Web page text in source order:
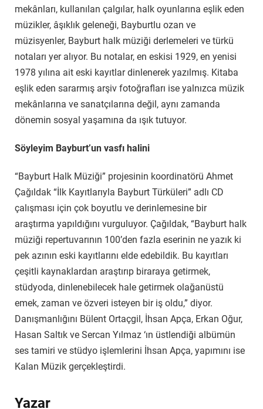
mekânları, kullanılan çalgılar, halk oyunlarına eşlik eden
müzikler, âşıklık geleneği, Bayburtlu ozan ve
müzisyenler, Bayburt halk müziği derlemeleri ve türkü
notaları yer alıyor. Bu notalar, en eskisi 1929, en yenisi
1978 yılına ait eski kayıtlar dinlenerek yazılmış. Kitaba
eşlik eden sararmış arşiv fotoğrafları ise yalnızca müzik
mekânlarına ve sanatçılarına değil, aynı zamanda
dönemin sosyal yaşamına da ışık tutuyor.
Söyleyim Bayburt’un vasfı halini
“Bayburt Halk Müziği” projesinin koordinatörü Ahmet
Çağıldak “İlk Kayıtlarıyla Bayburt Türküleri” adlı CD
çalışması için çok boyutlu ve derinlemesine bir
araştırma yapıldığını vurguluyor. Çağıldak, “Bayburt halk
müziği repertuvarının 100’den fazla eserinin ne yazık ki
pek azının eski kayıtlarını elde edebildik. Bu kayıtları
çeşitli kaynaklardan araştırıp biraraya getirmek,
stüdyoda, dinlenebilecek hale getirmek olağanüstü
emek, zaman ve özveri isteyen bir iş oldu,” diyor.
Danışmanlığını Bülent Ortaçgil, İhsan Apça, Erkan Oğur,
Hasan Saltık ve Sercan Yılmaz ‘ın üstlendiği albümün
ses tamiri ve stüdyo işlemlerini İhsan Apça, yapımını ise
Kalan Müzik gerçekleştirdi.
Yazar